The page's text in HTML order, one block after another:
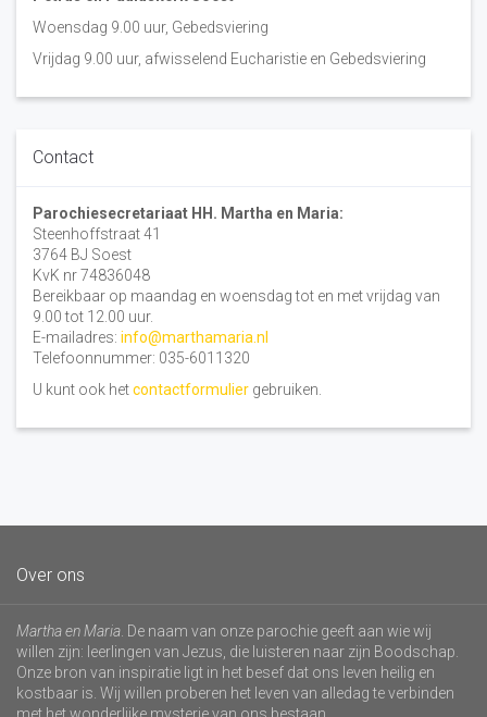
Woensdag 9.00 uur, Gebedsviering
Vrijdag 9.00 uur, afwisselend Eucharistie en Gebedsviering
Contact
Parochiesecretariaat HH. Martha en Maria:
Steenhoffstraat 41
3764 BJ Soest
KvK nr 74836048
Bereikbaar op maandag en woensdag tot en met vrijdag van
9.00 tot 12.00 uur.
E-mailadres: info@marthamaria.nl
Telefoonnummer: 035-6011320
U kunt ook hetcontactformulier gebruiken.
Over ons
Martha en Maria . De naam van onze parochie geeft aan wie wij
willen zijn: leerlingen van Jezus, die luisteren naar zijn Boodschap.
Onze bron van inspiratie ligt in het besef dat ons leven heilig en
kostbaar is. Wij willen proberen het leven van alledag te verbinden